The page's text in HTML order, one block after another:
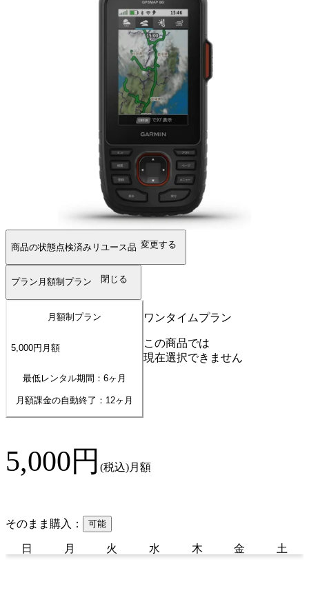
商品の状態点検済みリユース品 変更する
プラン 月額制プラン 閉じる
月額制プラン
5,000円 月額
最低レンタル期間：6ヶ月
月額課金の自動終了： 12ヶ月
ワンタイムプラン
この商品では
現在選択できません
5,000円 (税込)月額
そのまま購入： 可能
日 月 火 水 木 金 土